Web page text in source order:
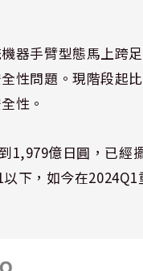
器手臂型態馬上跨
性問題。現階段起
性。
1,979億日圓，已經
下，如今在2024Q1